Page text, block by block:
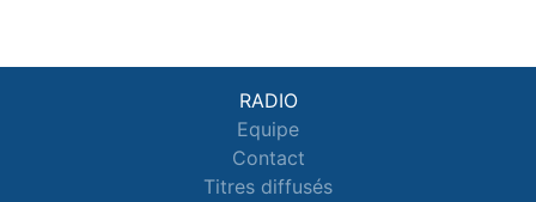
RADIO
Equipe
Contact
Titres diffusés